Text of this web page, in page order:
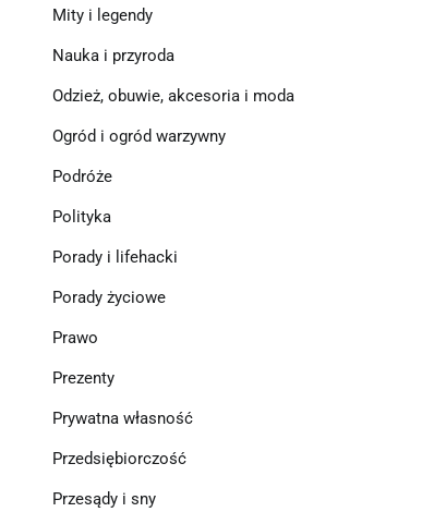
Mity i legendy
Nauka i przyroda
Odzież, obuwie, akcesoria i moda
Ogród i ogród warzywny
Podróże
Polityka
Porady i lifehacki
Porady życiowe
Prawo
Prezenty
Prywatna własność
Przedsiębiorczość
Przesądy i sny